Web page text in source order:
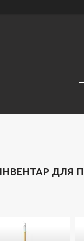
ІНВЕНТАР ДЛЯ